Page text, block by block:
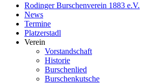
Rodinger Burschenverein 1883 e.V.
News
Termine
Platzerstadl
Verein
Vorstandschaft
Historie
Burschenlied
Burschenkutsche